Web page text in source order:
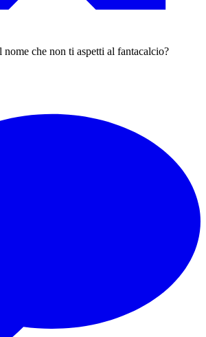
che non ti aspetti al fantacalcio?